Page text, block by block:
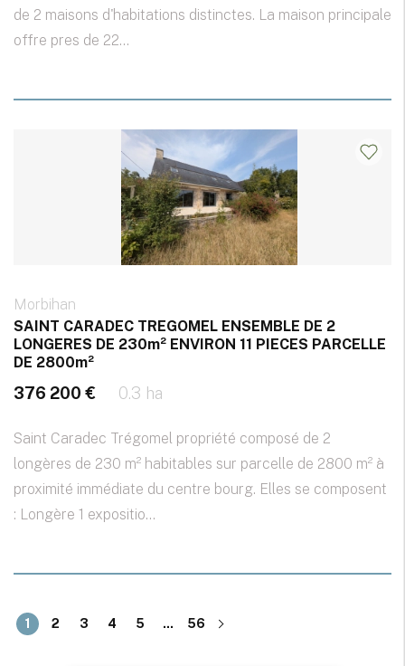
de 2 maisons d'habitations distinctes. La maison principale
offre pres de 22...
Morbihan
SAINT CARADEC TREGOMEL ENSEMBLE DE 2
LONGERES DE 230m² ENVIRON 11 PIECES PARCELLE
DE 2800m²
376 200 € 0.3 ha
Saint Caradec Trégomel propriété composé de 2
longères de 230 m² habitables sur parcelle de 2800 m² à
proximité immédiate du centre bourg. Elles se composent
: Longère 1 expositio...
1 2 3 4 5 ... 56